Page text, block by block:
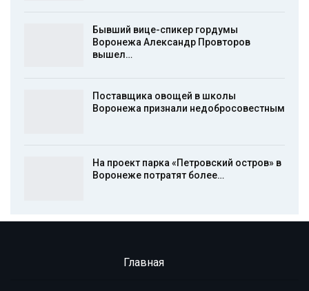
Бывший вице-спикер гордумы
Воронежа Александр Провторов
вышел…
Поставщика овощей в школы
Воронежа признали недобросовестным
На проект парка «Петровский остров» в
Воронеже потратят более…
Главная